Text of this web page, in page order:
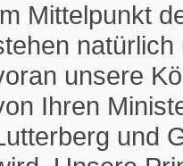
Mittelpunkt
unsere
Ihren
und